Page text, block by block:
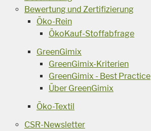
Bewertung und Zertifizierung
Öko-Rein
ÖkoKauf-Stoffabfrage
GreenGimix
GreenGimix-Kriterien
GreenGimix - Best Practice
Über GreenGimix
Öko-Textil
CSR-Newsletter